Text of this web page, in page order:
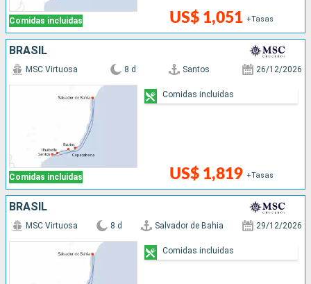
Comidas incluidas US$ 1,051 +Tasas
BRASIL
Comidas incluidas
MSC Virtuosa 8 d Santos 26/12/2026
US$ 1,819 +Tasas
Comidas incluidas
BRASIL
MSC Virtuosa 8 d Salvador de Bahia 29/12/2026
Comidas incluidas